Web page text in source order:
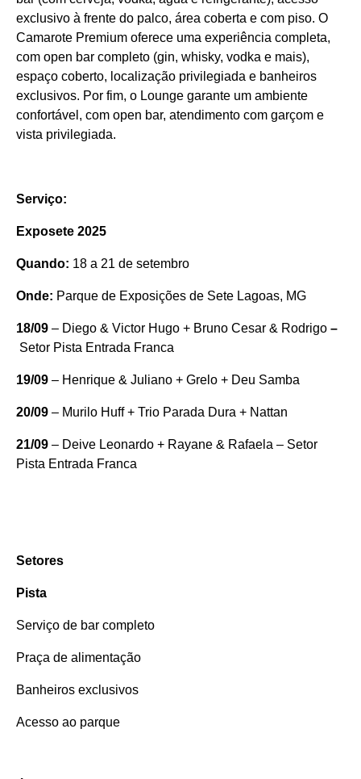
exclusivo à frente do palco, área coberta e com piso. O
Camarote Premium oferece uma experiência completa,
com open bar completo (gin, whisky, vodka e mais),
espaço coberto, localização privilegiada e banheiros
exclusivos. Por fim, o Lounge garante um ambiente
confortável, com open bar, atendimento com garçom e
vista privilegiada.
Serviço:
Exposete 2025
Quando: 18 a 21 de setembro
Onde: Parque de Exposições de Sete Lagoas, MG
18/09 – Diego & Victor Hugo + Bruno Cesar & Rodrigo –
Setor Pista Entrada Franca
19/09 – Henrique & Juliano + Grelo + Deu Samba
20/09 – Murilo Huff + Trio Parada Dura + Nattan
21/09 – Deive Leonardo + Rayane & Rafaela – Setor
Pista Entrada Franca
Setores
Pista
Serviço de bar completo
Praça de alimentação
Banheiros exclusivos
Acesso ao parque